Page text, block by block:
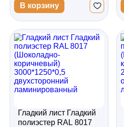
односторонний
ламинированный
В корзину
Гладкий лист Гладкий
полиэстер RAL 8017